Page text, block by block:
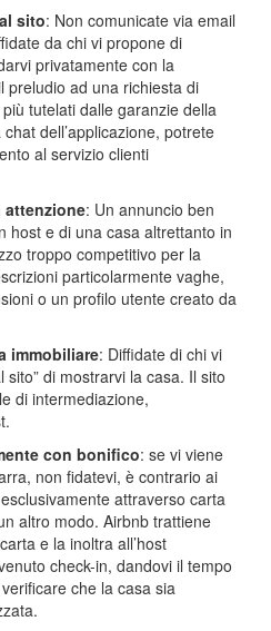
sito: Non comunicate via email
da chi vi propone di
privatamente con la
preludio ad una richiesta di
tutelati dalle garanzie della
dell’applicazione, potrete
al servizio clienti
attenzione: Un annuncio ben
host e di una casa altrettanto in
troppo competitivo per la
particolarmente vaghe,
o un profilo utente creato da
immobiliare: Diffidate di chi vi
di mostrarvi la casa. Il sito
di intermediazione,
con bonifico: se vi viene
non fidatevi, è contrario ai
attraverso carta
altro modo. Airbnb trattiene
e la inoltra all’host
check-in, dandovi il tempo
che la casa sia